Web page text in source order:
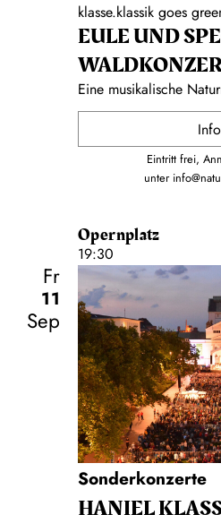
klasse.klassik goes
EULE UND
Eine musikalische
Info
Eintritt frei,
unter
Opernplatz
19:30
Fr
11
Sep
Sonderkonzerte